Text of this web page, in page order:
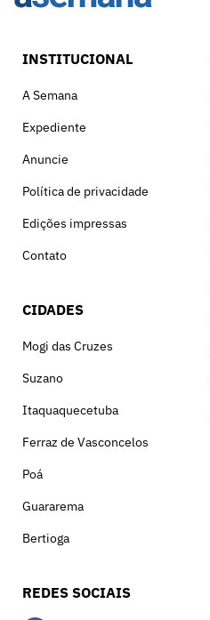
INSTITUCIONAL
A Semana
Expediente
Anuncie
Política de privacidade
Edições impressas
Contato
CIDADES
Mogi das Cruzes
Suzano
Itaquaquecetuba
Ferraz de Vasconcelos
Poá
Guararema
Bertioga
REDES SOCIAIS